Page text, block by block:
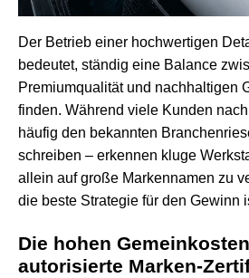
Der Betrieb einer hochwertigen
bedeutet, ständig eine Balance
Premiumqualität und nachhaltigen
finden. Während viele Kunden
häufig den bekannten
schreiben – erkennen kluge
allein auf große Markennamen zu
die beste Strategie für den Gewinn
Die hohen
autorisierte Marken-